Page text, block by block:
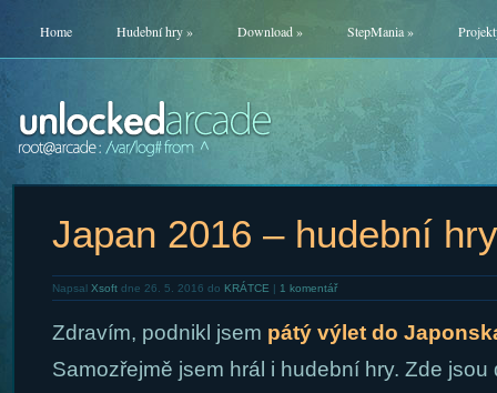
Home Hudební hry» Download» StepMania»
Japan 2016 – hudební hry
Napsal Xsoftdne 26. 5. 2016 do KRÁTCE | 1 komentář
Zdravím, podnikl jsem pátý výlet do
Samozřejmě jsem hrál i hudební hry. Zde jsou